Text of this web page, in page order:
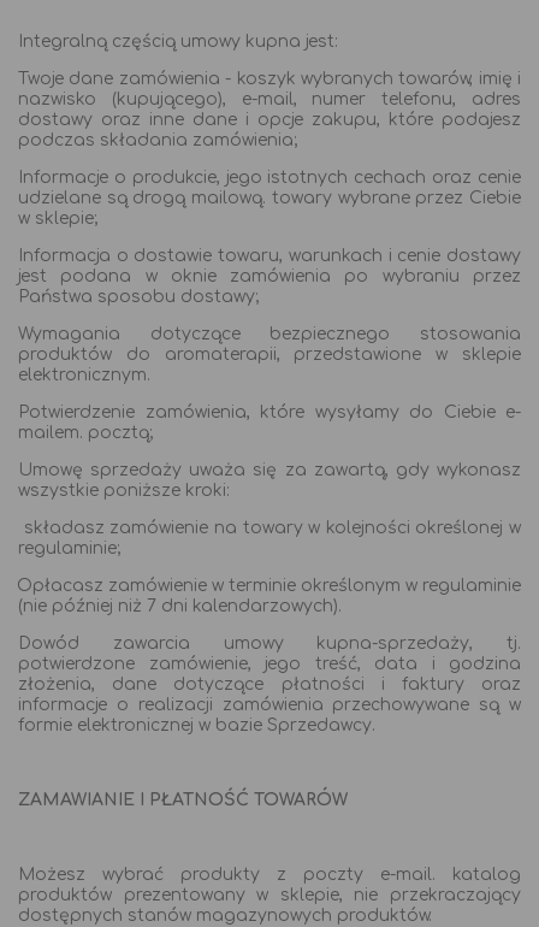
Integralną częścią umowy kupna jest:
Twoje dane zamówienia - koszyk wybranych towarów, imię i
nazwisko (kupującego), e-mail, numer telefonu, adres
dostawy oraz inne dane i opcje zakupu, które podajesz
podczas składania zamówienia;
Informacje o produkcie, jego istotnych cechach oraz cenie
udzielane są drogą mailową. towary wybrane przez Ciebie
w sklepie;
Informacja o dostawie towaru, warunkach i cenie dostawy
jest podana w oknie zamówienia po wybraniu przez
Państwa sposobu dostawy;
Wymagania dotyczące bezpiecznego stosowania
produktów do aromaterapii, przedstawione w sklepie
elektronicznym.
Potwierdzenie zamówienia, które wysyłamy do Ciebie e-
mailem. pocztą;
Umowę sprzedaży uważa się za zawartą, gdy wykonasz
wszystkie poniższe kroki:
składasz zamówienie na towary w kolejności określonej w
regulaminie;
Opłacasz zamówienie w terminie określonym w regulaminie
(nie później niż 7 dni kalendarzowych).
Dowód zawarcia umowy kupna-sprzedaży, tj.
potwierdzone zamówienie, jego treść, data i godzina
złożenia, dane dotyczące płatności i faktury oraz
informacje o realizacji zamówienia przechowywane są w
formie elektronicznej w bazie Sprzedawcy.
ZAMAWIANIE I PŁATNOŚĆ TOWARÓW
Możesz wybrać produkty z poczty e-mail. katalog
produktów prezentowany w sklepie, nie przekraczający
dostępnych stanów magazynowych produktów.